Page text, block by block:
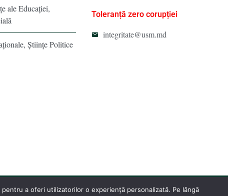
ale Educaţiei,
Ştiinţe Politice
Toleranță zero corupției
integritate@usm.md
a oferi utilizatorilor o experiență personalizată. Pe lângă